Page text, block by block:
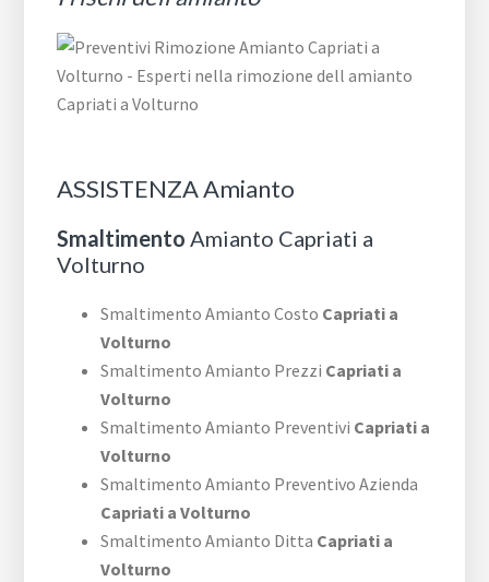
ASSISTENZA Amianto
Smaltimento Amianto Capriati a
Volturno
Smaltimento Amianto Costo Capriati a
Volturno
Smaltimento Amianto Prezzi Capriati a
Volturno
Smaltimento Amianto Preventivi Capriati a
Volturno
Smaltimento Amianto Preventivo Azienda
Capriati a Volturno
Smaltimento Amianto Ditta Capriati a
Volturno